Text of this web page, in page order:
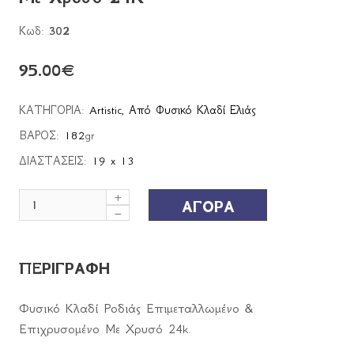
Κωδ: 302
95.00€
ΚΑΤΗΓΟΡΙΑ: Artistic, Από Φυσικό Κλαδί Ελιάς
ΒΑΡΟΣ: 182gr
ΔΙΑΣΤΑΣΕΙΣ: 19 x 13
ΑΓΟΡΑ
ΠΕΡΙΓΡΑΦΗ
Φυσικό Κλαδί Ροδιάς Επιμεταλλωμένο &
Επιχρυσομένο Με Χρυσό 24k.